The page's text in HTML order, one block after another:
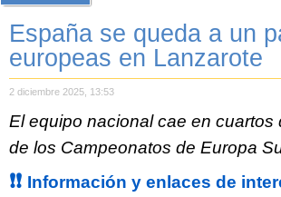
España se queda a un
europeas en Lanzarote
2 diciembre 2025, 13:53
El equipo nacional cae en
de los Campeonatos de Europa
❗❗ Información y enlaces de